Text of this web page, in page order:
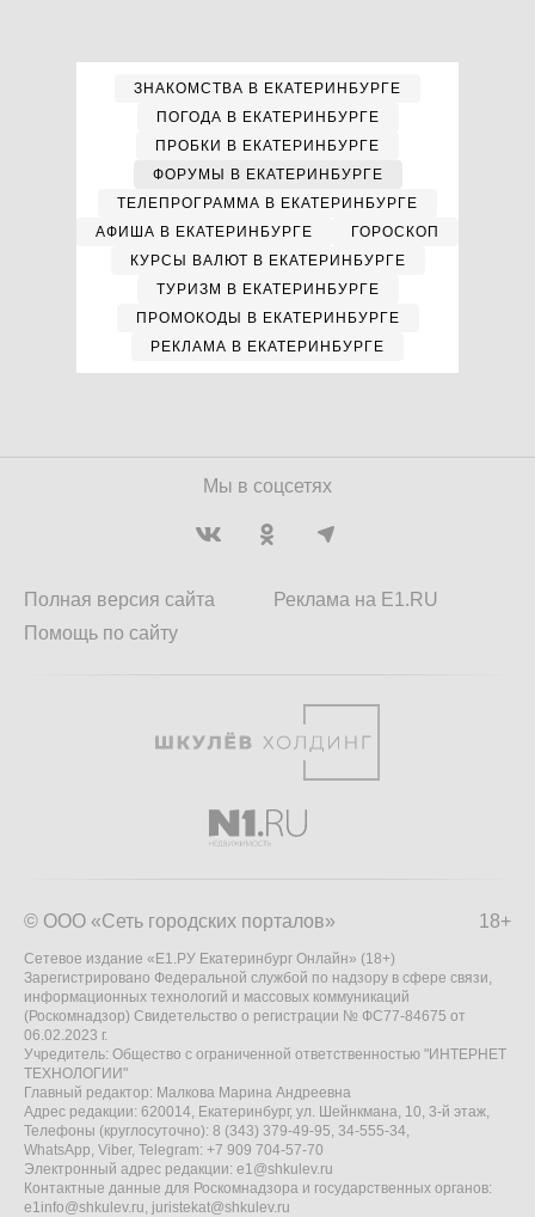
ЗНАКОМСТВА В ЕКАТЕРИНБУРГЕ
ПОГОДА В ЕКАТЕРИНБУРГЕ
ПРОБКИ В ЕКАТЕРИНБУРГЕ
ФОРУМЫ В ЕКАТЕРИНБУРГЕ
ТЕЛЕПРОГРАММА В ЕКАТЕРИНБУРГЕ
АФИША В ЕКАТЕРИНБУРГЕ
ГОРОСКОП
КУРСЫ ВАЛЮТ В ЕКАТЕРИНБУРГЕ
ТУРИЗМ В ЕКАТЕРИНБУРГЕ
ПРОМОКОДЫ В ЕКАТЕРИНБУРГЕ
РЕКЛАМА В ЕКАТЕРИНБУРГЕ
Мы в соцсетях
Полная версия сайта
Помощь по сайту
Реклама на E1.RU
18+
© ООО «Сеть городских порталов»
Сетевое издание «Е1.РУ Екатеринбург Онлайн» (18+)
Зарегистрировано Федеральной службой по надзору в сфере связи,
информационных технологий и массовых коммуникаций
(Роскомнадзор) Свидетельство о регистрации № ФС77-84675 от
06.02.2023 г.
Учредитель: Общество с ограниченной ответственностью "ИНТЕРНЕТ
ТЕХНОЛОГИИ"
Главный редактор: Малкова Марина Андреевна
Адрес редакции: 620014, Екатеринбург, ул. Шейнкмана, 10, 3-й этаж,
Телефоны (круглосуточно): 8 (343) 379-49-95, 34-555-34,
WhatsApp, Viber, Telegram: +7 909 704-57-70
Электронный адрес редакции: e1@shkulev.ru
Контактные данные для Роскомнадзора и государственных органов:
e1info@shkulev.ru, juristekat@shkulev.ru